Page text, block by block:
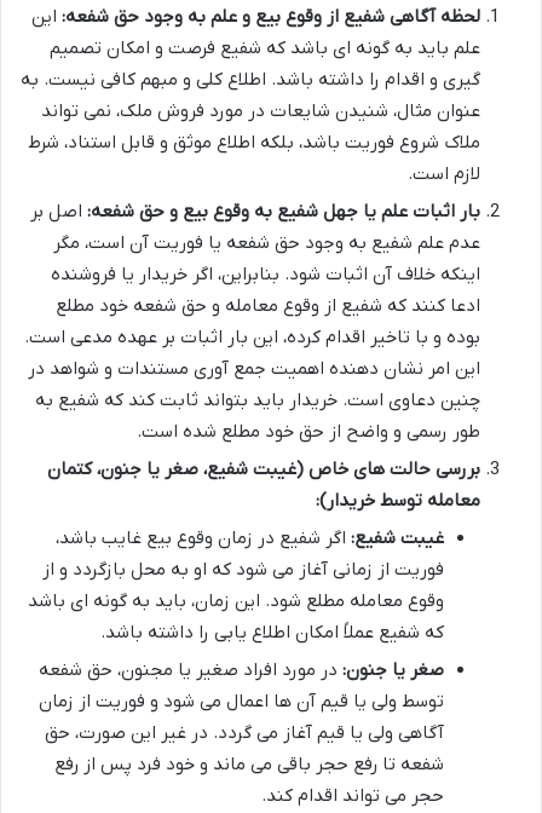
لحظه آگاهی شفیع از وقوع بیع و علم به وجود حق شفعه: این
علم باید به گونه ای باشد که شفیع فرصت و امکان تصمیم
گیری و اقدام را داشته باشد. اطلاع کلی و مبهم کافی نیست. به
عنوان مثال، شنیدن شایعات در مورد فروش ملک، نمی تواند
ملاک شروع فوریت باشد، بلکه اطلاع موثق و قابل استناد، شرط
لازم است.
بار اثبات علم یا جهل شفیع به وقوع بیع و حق شفعه: اصل بر
عدم علم شفیع به وجود حق شفعه یا فوریت آن است، مگر
اینکه خلاف آن اثبات شود. بنابراین، اگر خریدار یا فروشنده
ادعا کنند که شفیع از وقوع معامله و حق شفعه خود مطلع
بوده و با تاخیر اقدام کرده، این بار اثبات بر عهده مدعی است.
این امر نشان دهنده اهمیت جمع آوری مستندات و شواهد در
چنین دعاوی است. خریدار باید بتواند ثابت کند که شفیع به
طور رسمی و واضح از حق خود مطلع شده است.
بررسی حالت های خاص (غیبت شفیع، صغر یا جنون، کتمان
معامله توسط خریدار):
غیبت شفیع: اگر شفیع در زمان وقوع بیع غایب باشد،
فوریت از زمانی آغاز می شود که او به محل بازگردد و از
وقوع معامله مطلع شود. این زمان، باید به گونه ای باشد
که شفیع عملاً امکان اطلاع یابی را داشته باشد.
صغر یا جنون: در مورد افراد صغیر یا مجنون، حق شفعه
توسط ولی یا قیم آن ها اعمال می شود و فوریت از زمان
آگاهی ولی یا قیم آغاز می گردد. در غیر این صورت، حق
شفعه تا رفع حجر باقی می ماند و خود فرد پس از رفع
حجر می تواند اقدام کند.